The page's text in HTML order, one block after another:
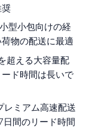
型小包向けの経
物の配送に最適
超える大容量配
ド時間は長いで
レミアム高速配送
間のリード時間